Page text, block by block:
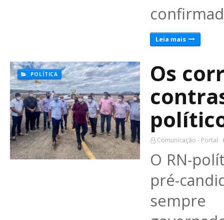
Leia mais
POLÍTICA
Os
Comunicação - Portal
O RN-
pré-
sempre